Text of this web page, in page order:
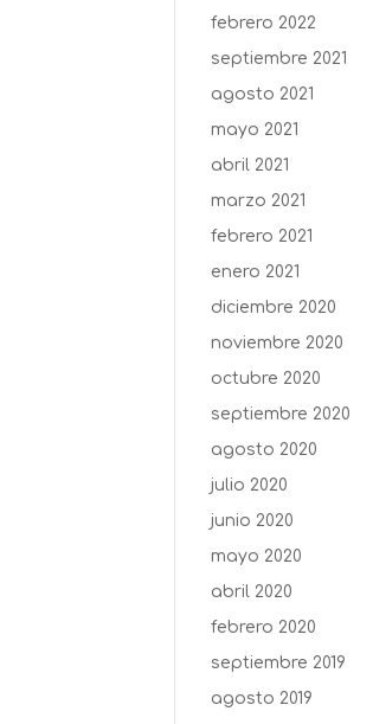
febrero 2022
septiembre 2021
agosto 2021
mayo 2021
abril 2021
marzo 2021
febrero 2021
enero 2021
diciembre 2020
noviembre 2020
octubre 2020
septiembre 2020
agosto 2020
julio 2020
junio 2020
mayo 2020
abril 2020
febrero 2020
septiembre 2019
agosto 2019